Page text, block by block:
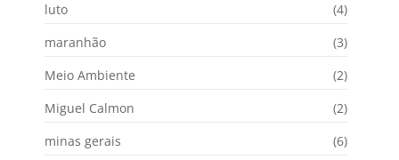
luto
(4)
maranhão
(3)
Meio Ambiente
(2)
Miguel Calmon
(2)
minas gerais
(6)